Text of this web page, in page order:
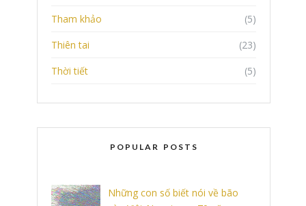
Tham khảo
(5)
Thiên tai
(23)
Thời tiết
(5)
POPULAR POSTS
Những con số biết nói về bão